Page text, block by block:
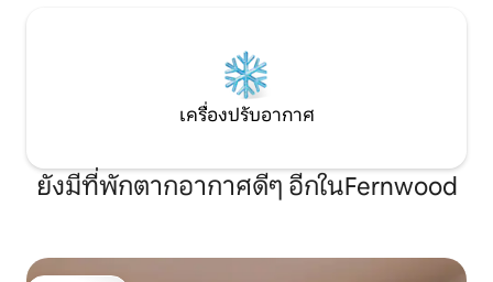
เครื่องปรับอากาศ
ยังมีที่พักตากอากาศดีๆ อีกในFernwood